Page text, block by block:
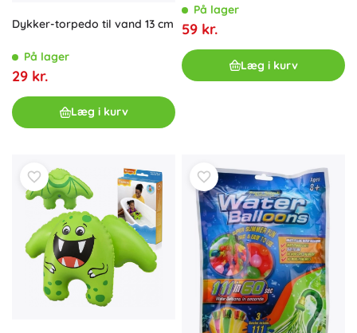
Dykker-torpedo til vand 13 cm
På lager
29 kr.
Læg i kurv
På lager
59 kr.
Læg i kurv